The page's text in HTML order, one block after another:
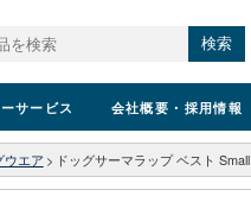
検索
サービス 会社概要 ・採用情報
ウエア > ドッグサーマラップ ベスト Small